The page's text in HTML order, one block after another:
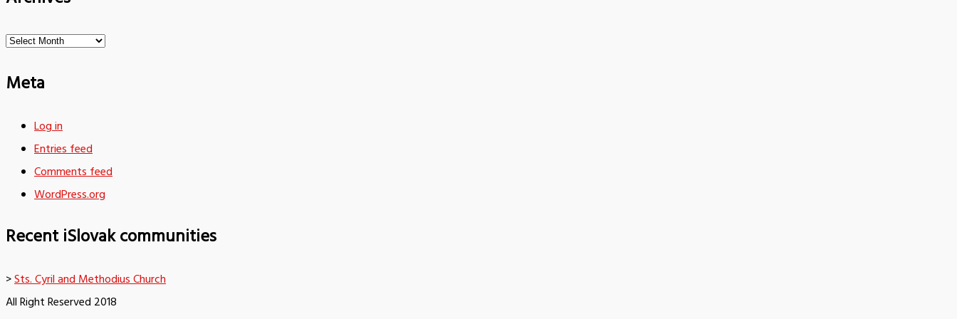
Archives
Meta
Log in
Entries feed
Comments feed
WordPress.org
Recent iSlovak communities
>Sts. Cyril and Methodius Church
All Right Reserved 2018